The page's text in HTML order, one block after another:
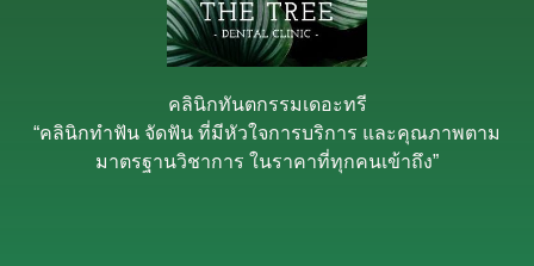
คลินิกทันตกรรมเดอะทรี
“คลินิกทำฟัน จัดฟัน ที่มีหัวใจการบริการ และคุณภาพตาม
มาตรฐานวิชาการ ในราคาที่ทุกคนเข้าถึง”